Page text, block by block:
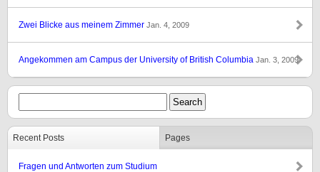
Zwei Blicke aus meinem Zimmer Jan. 4, 2009
Angekommen am Campus der University of British Columbia Jan. 3, 2009
Recent Posts Pages
Fragen und Antworten zum Studium